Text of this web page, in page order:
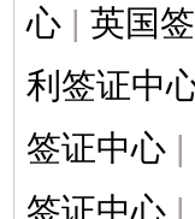
心 | 英国
利签证中
签证中心 |
签证中心 |